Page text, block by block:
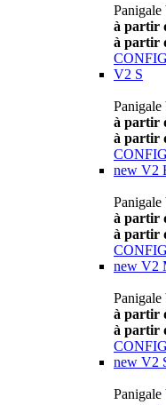
Panigale
à partir
à partir
V2 S
Panigale
à partir
à partir
new V2
à partir
à partir
new V2
à partir
à partir
new V2